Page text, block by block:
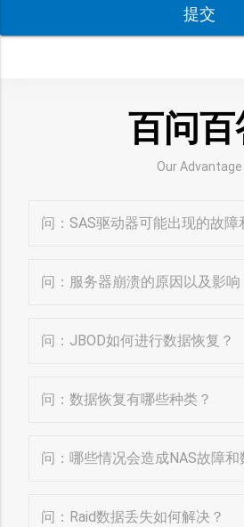
提交
百问百
Our Advantage
问：SAS驱动器可能出现的故障
问：服务器崩溃的原因以及影响
问：JBOD如何进行数据恢复？
问：数据恢复有哪些种类？
问：哪些情况会造成NAS故障和
问：Raid数据丢失如何解决？